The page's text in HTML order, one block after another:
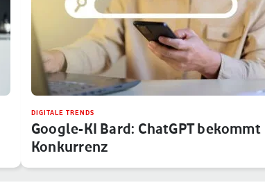
DIGITALE TRENDS
Google-KI Bard: ChatGPT bekommt
Konkurrenz